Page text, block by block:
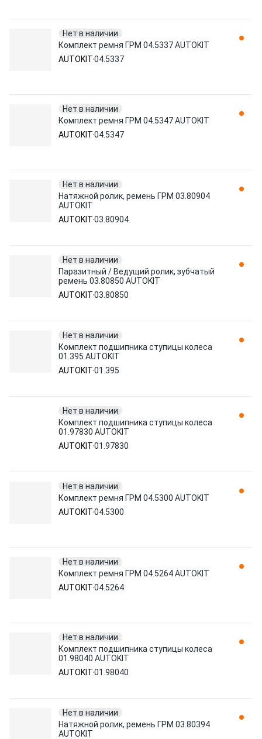
Нет в наличии
Комплект ремня ГРМ 04.5337 AUTOKIT
AUTOKIT04.5337
Нет в наличии
Комплект ремня ГРМ 04.5347 AUTOKIT
AUTOKIT04.5347
Нет в наличии
Натяжной ролик, ремень ГРМ 03.80904
AUTOKIT
AUTOKIT03.80904
Нет в наличии
Паразитный / Ведущий ролик, зубчатый
ремень 03.80850 AUTOKIT
AUTOKIT03.80850
Нет в наличии
Комплект подшипника ступицы колеса
01.395 AUTOKIT
AUTOKIT01.395
Нет в наличии
Комплект подшипника ступицы колеса
01.97830 AUTOKIT
AUTOKIT01.97830
Нет в наличии
Комплект ремня ГРМ 04.5300 AUTOKIT
AUTOKIT04.5300
Нет в наличии
Комплект ремня ГРМ 04.5264 AUTOKIT
AUTOKIT04.5264
Нет в наличии
Комплект подшипника ступицы колеса
01.98040 AUTOKIT
AUTOKIT01.98040
Нет в наличии
Натяжной ролик, ремень ГРМ 03.80394
AUTOKIT